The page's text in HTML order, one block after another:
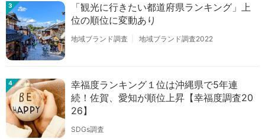
3
「観光に行きたい都道府県ランキング」上
位の順位に変動あり
地域ブランド調査 地域ブランド調査2022
4
幸福度ランキング１位は沖縄県で5年連
続！佐賀、愛知が順位上昇【幸福度調査20
26】
SDGs調査